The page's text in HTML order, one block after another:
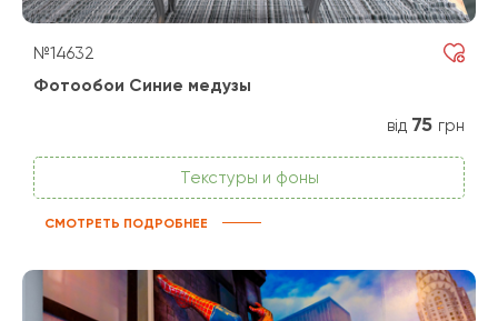
№14632
Фотообои Синие медузы
від 75 грн
Текстуры и фоны
СМОТРЕТЬ ПОДРОБНЕЕ